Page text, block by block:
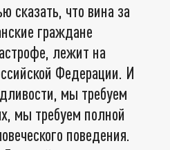
сказать, что вина за
граждане
лежит на
Федерации. И
мы требуем
мы требуем полной
поведения.